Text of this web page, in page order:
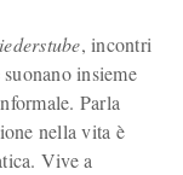
, incontri
insieme
Parla
nella vita è
Vive a